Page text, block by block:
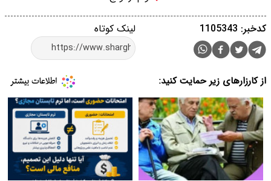
لینک کوتاه کدخبر: 1105343
از کارزارهای زیر حمایت کنید: